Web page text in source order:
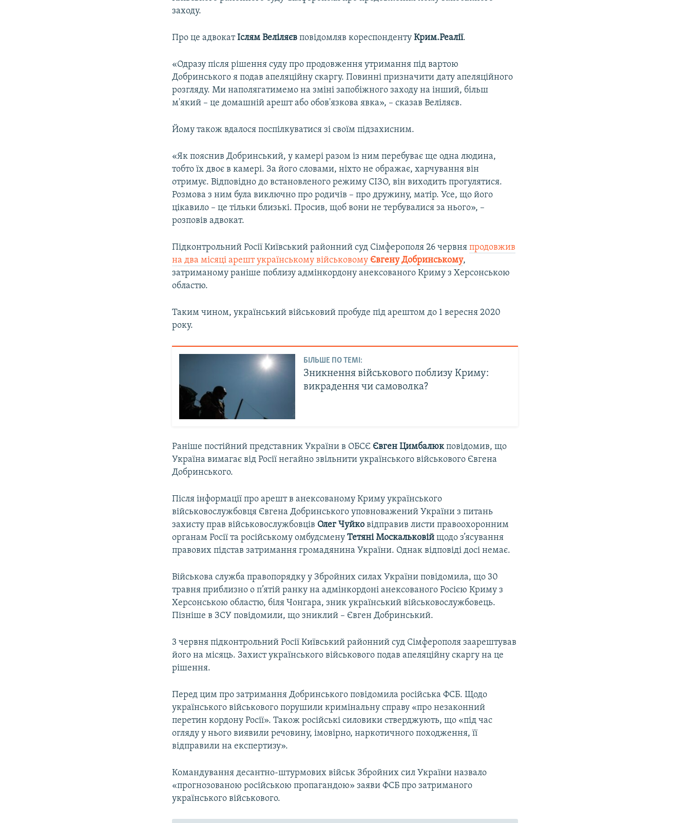
заходу.
Про це адвокатІслям Веліляєв повідомляв кореспондентуКрим.Реалії.
«Одразу після рішення суду про продовження утримання під вартою
Добринського я подав апеляційну скаргу. Повинні призначити дату апеляційного
розгляду. Ми наполягатимемо на зміні запобіжного заходу на інший, більш
м'який – це домашній арешт або обов'язкова явка», – сказав Веліляєв.
Йому також вдалося поспілкуватися зі своїм підзахисним.
«Як пояснив Добринський, у камері разом із ним перебуває ще одна людина,
тобто їх двоє в камері. За його словами, ніхто не ображає, харчування він
отримує. Відповідно до встановленого режиму СІЗО, він виходить прогулятися.
Розмова з ним була виключно про родичів – про дружину, матір. Усе, що його
цікавило – це тільки близькі. Просив, щоб вони не тербувалися за нього», –
розповів адвокат.
Підконтрольний Росії Київський районний суд Сімферополя 26 червняпродовжив
на два місяці арешт українському військовому Євгену Добринському,
затриманому раніше поблизу адмінкордону анексованого Криму з Херсонською
областю.
Таким чином, український військовий пробуде під арештом до 1 вересня 2020
року.
БІЛЬШЕ ПО ТЕМІ:
Зникнення військового поблизу Криму:
викрадення чи самоволка?
Раніше постійний представник України в ОБСЄ Євген Цимбалюкповідомив, що
Україна вимагає від Росії негайно звільнити українського військового Євгена
Добринського.
Після інформації про арешт в анексованому Криму українського
військовослужбовця Євгена Добринського уповноважений України з питань
захисту прав військовослужбовців Олег Чуйко відправив листи правоохоронним
органам Росії та російському омбудсменуТетяні Москальковій щодо з’ясування
правових підстав затримання громадянина України. Однак відповіді досі немає.
Військова служба правопорядку у Збройних силах України повідомила, що 30
травня приблизно о п’ятій ранку на адмінкордоні анексованого Росією Криму з
Херсонською областю, біля Чонгара, зник український військовослужбовець.
Пізніше в ЗСУ повідомили, що зниклий – Євген Добринський.
3 червня підконтрольний Росії Київський районний суд Сімферополя заарештував
його на місяць. Захист українського військового подав апеляційну скаргу на це
рішення.
Перед цим про затримання Добринського повідомила російська ФСБ. Щодо
українського військового порушили кримінальну справу «про незаконний
перетин кордону Росії». Також російські силовики стверджують, що «під час
огляду у нього виявили речовину, імовірно, наркотичного походження, її
відправили на експертизу».
Командування десантно-штурмових військ Збройних сил України назвало
«прогнозованою російською пропагандою» заяви ФСБ про затриманого
українського військового.